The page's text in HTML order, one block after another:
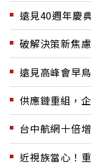
遠見40週年慶
破解決策新焦
遠見高峰會早
供應鏈重組，
台中航網十倍
近視族當心！